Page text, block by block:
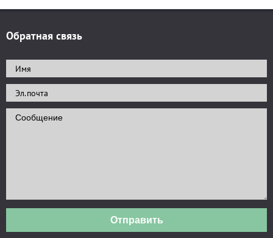
Обратная связь
Отправить